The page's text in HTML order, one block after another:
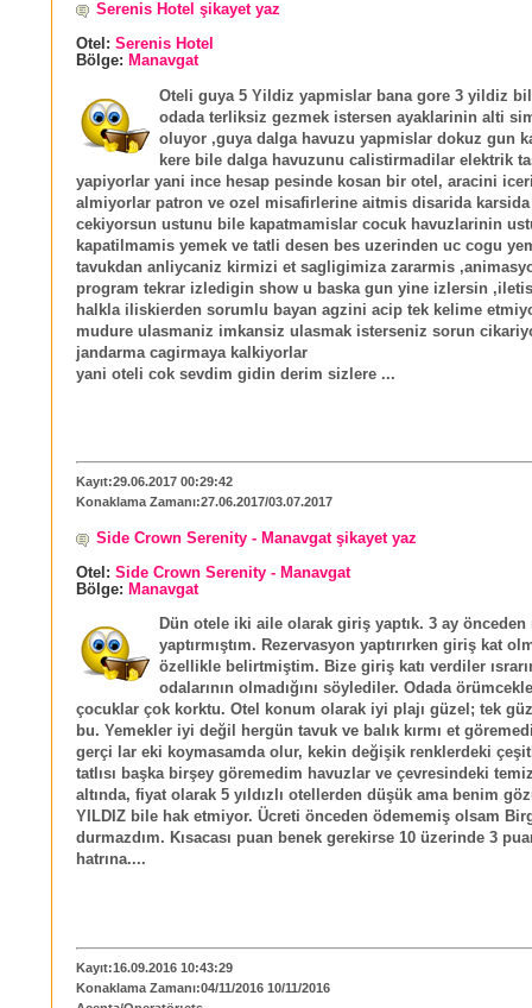
Serenis Hotel şikayet yaz
Otel: Serenis Hotel
Bölge: Manavgat
Oteli guya 5 Yildiz yapmislar bana gore 3 yildiz
odada terliksiz gezmek istersen ayaklarinin alti
oluyor ,guya dalga havuzu yapmislar dokuz gun
kere bile dalga havuzunu calistirmadilar elektrik
yapiyorlar yani ince hesap pesinde kosan bir otel, aracini
almiyorlar patron ve ozel misafirlerine aitmis disarida karsida
cekiyorsun ustunu bile kapatmamislar cocuk havuzlarinin
kapatilmamis yemek ve tatli desen bes uzerinden uc cogu
tavukdan anliycaniz kirmizi et sagligimiza zararmis
program tekrar izledigin show u baska gun yine izlersin
halkla iliskierden sorumlu bayan agzini acip tek kelime
mudure ulasmaniz imkansiz ulasmak isterseniz sorun
jandarma cagirmaya kalkiyorlar
yani oteli cok sevdim gidin derim sizlere ...
Kayıt:29.06.2017 00:29:42
Konaklama Zamanı:27.06.2017/03.07.2017
Side Crown Serenity - Manavgat şikayet yaz
Otel: Side Crown Serenity - Manavgat
Bölge: Manavgat
Dün otele iki aile olarak giriş yaptık. 3 ay önceden
yaptırmıştım. Rezervasyon yaptırırken giriş kat
özellikle belirtmiştim. Bize giriş katı verdiler
odalarının olmadığını söylediler. Odada
çocuklar çok korktu. Otel konum olarak iyi plajı güzel; tek
bu. Yemekler iyi değil hergün tavuk ve balık kırmı et
gerçi lar eki koymasamda olur, kekin değişik renklerdeki
tatlısı başka birşey göremedim havuzlar ve çevresindeki
altında, fiyat olarak 5 yıldızlı otellerden düşük ama benim
YILDIZ bile hak etmiyor. Ücreti önceden ödememiş olsam
durmazdım. Kısacası puan benek gerekirse 10 üzerinde 3
hatrına....
Kayıt:16.09.2016 10:43:29
Konaklama Zamanı:04/11/2016 10/11/2016